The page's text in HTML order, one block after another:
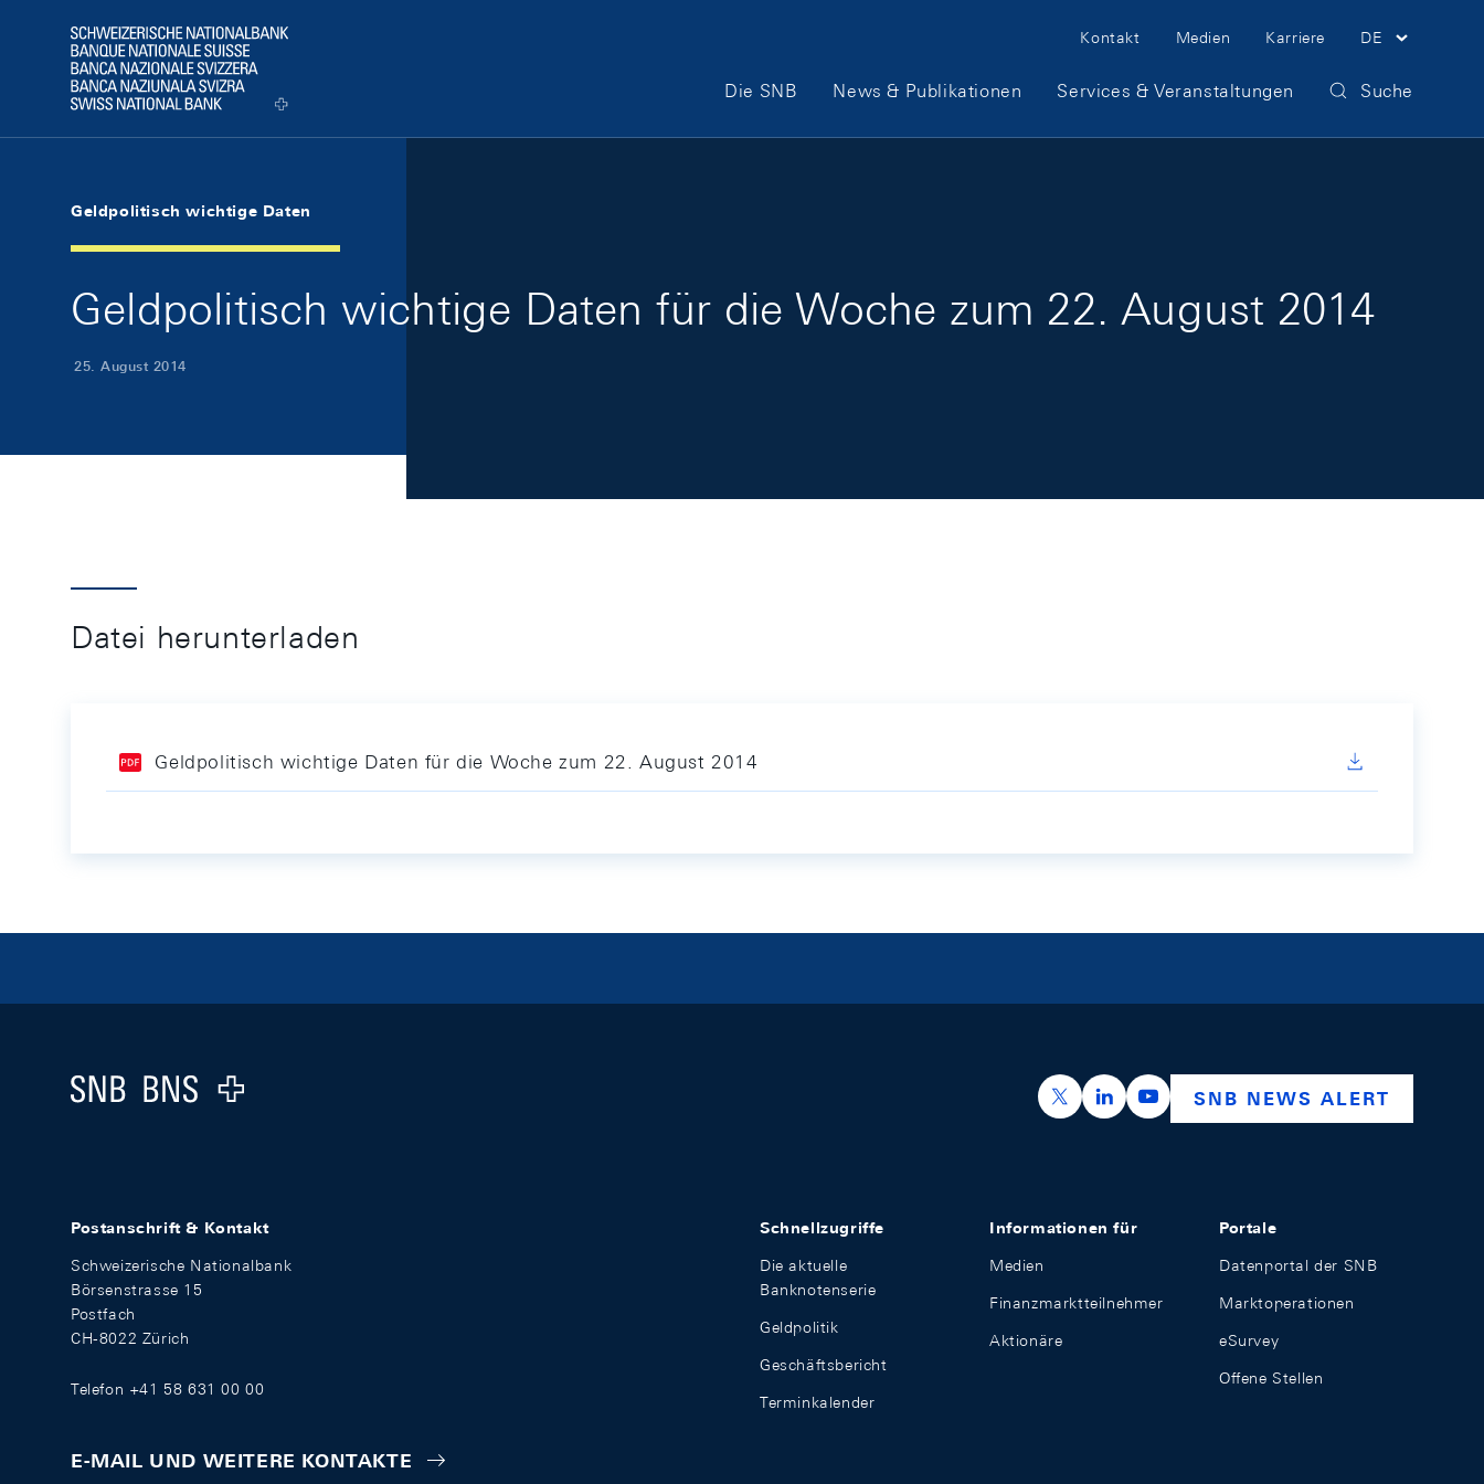
Logo
Meta Navigation
Kontakt Medien Karriere DE
Hauptnavigation
Die SNB News & Publikationen Services & Veranstaltungen Suche
Geldpolitisch wichtige Daten
Geldpolitisch wichtige Daten für die Woche zum 22. August 2014
25. August 2014
Datei herunterladen
Geldpolitisch wichtige Daten für die Woche zum 22. August 2014
Logo
https://x.com/snb_bns
https://ch.linkedin.com/company/swiss-
https://www.youtube.com/
SNB NEWS ALERT
Postanschrift & Kontakt
Schweizerische Nationalbank
Börsenstrasse 15
Postfach
CH-8022 Zürich
Telefon +41 58 631 00 00
E-MAIL UND WEITERE KONTAKTE
Schnellzugriffe
Die aktuelle
Banknotenserie
Geldpolitik
Geschäftsbericht
Terminkalender
Informationen für
Medien
Finanzmarktteilnehmer
Aktionäre
Portale
Datenportal der SNB
Marktoperationen
eSurvey
Offene Stellen